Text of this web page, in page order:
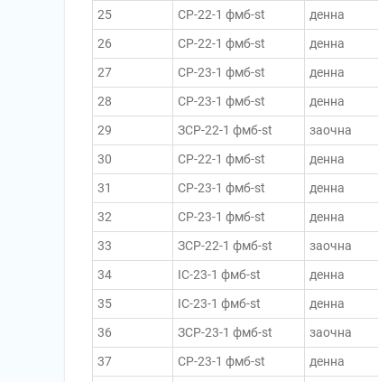
25
СР-22-1 фмб-st денна
26
СР-22-1 фмб-st денна
27
СР-23-1 фмб-st денна
28
СР-23-1 фмб-st денна
29
ЗСР-22-1 фмб-st заочна
30
СР-22-1 фмб-st денна
31
СР-23-1 фмб-st денна
32
СР-23-1 фмб-st денна
33
ЗСР-22-1 фмб-st заочна
34
ІС-23-1 фмб-st денна
35
ІС-23-1 фмб-st денна
36
ЗСР-23-1 фмб-st заочна
37
СР-23-1 фмб-st денна